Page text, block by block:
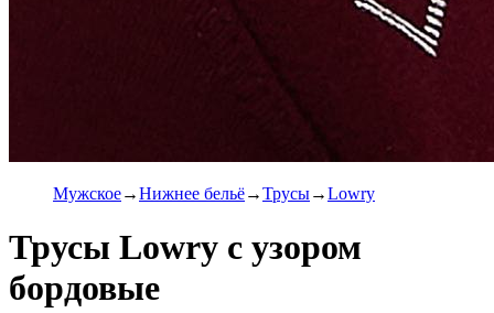
Мужское Нижнее бельё Трусы Lowry
Трусы Lowry с узором
бордовые